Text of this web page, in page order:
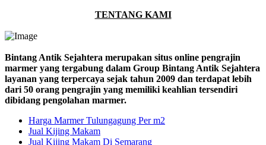
TENTANG KAMI
Bintang Antik Sejahtera merupakan situs online pengrajin
marmer yang tergabung dalam Group Bintang Antik Sejahtera
layanan yang terpercaya sejak tahun 2009 dan terdapat lebih
dari 50 orang pengrajin yang memiliki keahlian tersendiri
dibidang pengolahan marmer.
Harga Marmer Tulungagung Per m2
Jual Kijing Makam
Jual Kijing Makam Di Semarang